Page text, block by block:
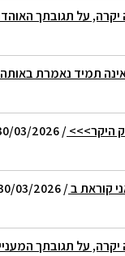
יקרה, על תגובתך
תמיד נאמרת
היקר>>>/ 30/03/2026 16:10
קוראת ב/ 30/03/2026 17:57
יקרה, על תגובתך